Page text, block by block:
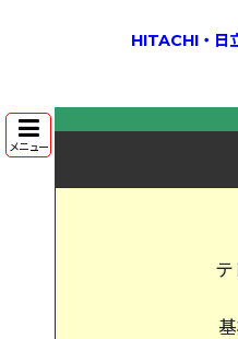
HITACHI・日
メニュー
基